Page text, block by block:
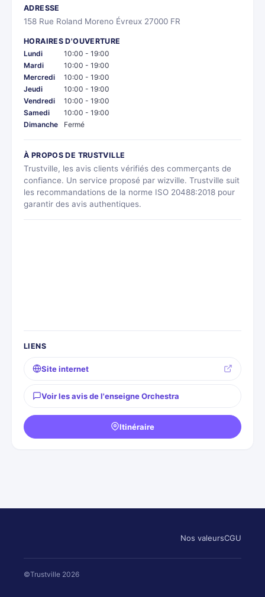
ADRESSE
158 Rue Roland Moreno Évreux 27000 FR
HORAIRES D'OUVERTURE
Lundi
10:00 - 19:00
Mardi
10:00 - 19:00
Mercredi
10:00 - 19:00
Jeudi
10:00 - 19:00
Vendredi
10:00 - 19:00
Samedi
10:00 - 19:00
Dimanche
Fermé
À PROPOS DE TRUSTVILLE
Trustville, les avis clients vérifiés des commerçants de
confiance. Un service proposé par wizville. Trustville suit
les recommandations de la norme ISO 20488:2018 pour
garantir des avis authentiques.
LIENS
Site internet
Voir les avis de l'enseigne Orchestra
Itinéraire
Nos valeursCGU
©Trustville 2026